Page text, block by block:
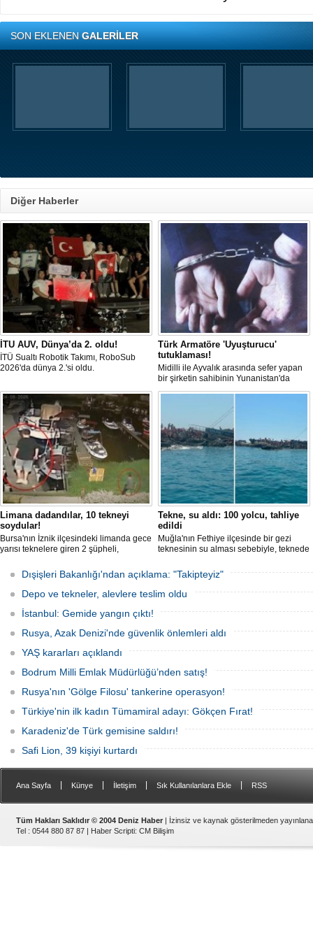
SON EKLENENGALERİLER
Diğer Haberler
İTU AUV, Dünya’da 2. oldu!
İTÜ Sualtı Robotik Takımı, RoboSub
2026'da dünya 2.'si oldu.
Türk Armatöre 'Uyuşturucu'
tutuklaması!
Midilli ile Ayvalık arasında sefer yapan
bir şirketin sahibinin Yunanistan'da
tutuklandığı bildirildi.
Limana dadandılar, 10 tekneyi
soydular!
Bursa'nın İznik ilçesindeki limanda gece
yarısı teknelere giren 2 şüpheli,
çaldı. Olay, güvenlik kameralarına
yansıdı, tekne sahiplerinin ihbarıyla
jandarma inceleme başlattı.
Tekne, su aldı: 100 yolcu, tahliye
edildi
Muğla'nın Fethiye ilçesinde bir gezi
teknesinin su alması sebebiyle, teknede
teknenin batmaması için bölgede
kurtarma çalışması başlatıldı.
Dışişleri Bakanlığı'ndan açıklama: "Takipteyiz"
Depo ve tekneler, alevlere teslim oldu
İstanbul: Gemide yangın çıktı!
Rusya, Azak Denizi'nde güvenlik önlemleri aldı
YAŞ kararları açıklandı
Bodrum Milli Emlak Müdürlüğü’nden satış!
Rusya'nın 'Gölge Filosu' tankerine operasyon!
Türkiye'nin ilk kadın Tümamiral adayı: Gökçen Fırat!
Karadeniz'de Türk gemisine saldırı!
Safi Lion, 39 kişiyi kurtardı
Ana Sayfa Künye İletişim Sık Kullanılanlara Ekle RSS
Tüm Hakları Saklıdır © 2004 Deniz Haber | İzinsiz ve kaynak gösterilmeden
Tel : 0544 880 87 87 | Haber Scripti: CM Bilişim